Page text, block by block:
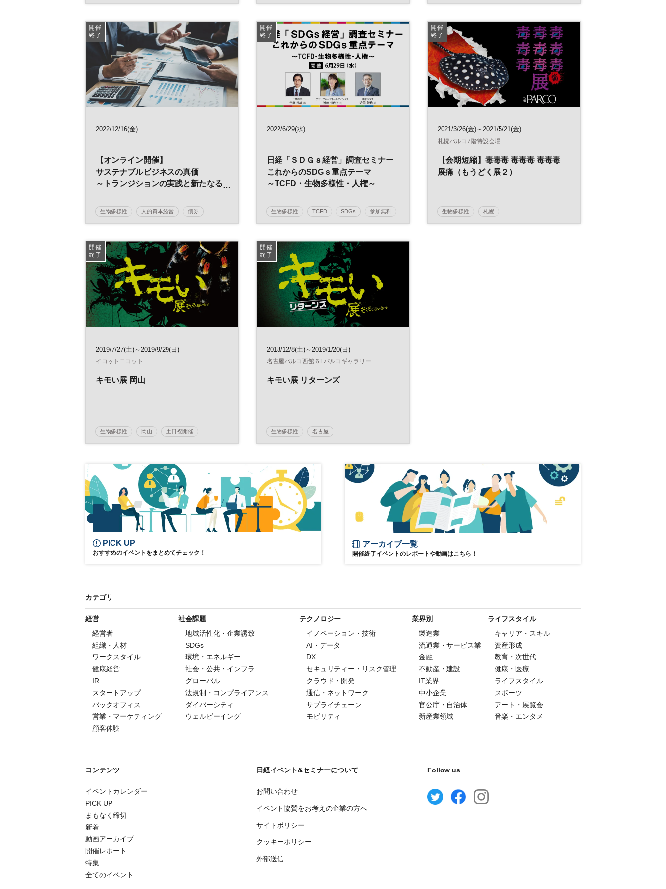
グリーントランスフォーメーション
持続可能性 社会課題 GX
サステナビリティ 企業価値 脱炭素
カーボンニュートラル サステナブル
投資 ESG 経営戦略 ESG投資
NIKKEI脱炭素プロジェクト 社会課題
サステナビリティ 企業価値 脱炭素
カーボンニュートラル アワード
エネルギー サステナブル 投資
経営戦略 ESG投資
日経MM情報活用セミナー GX
サステナビリティ サステナブル
参加無料
開催
終了
2022/12/16(金)
【オンライン開催】
サステナブルビジネスの真価
～トランジションの実践と新たなる
的資本、インパクト投資）～
生物多様性 人的資本経営 債券
参加無料
開催
終了
2022/6/29(水)
日経「ＳＤＧｓ経営」調査セミナー
これからのSDGｓ重点テーマ
～TCFD・生物多様性・人権～
生物多様性 TCFD SDGs 参加無料
開催
終了
2021/3/26(金)～2021/5/21(金)
札幌パルコ7階特設会場
【会期短縮】毒毒毒 毒毒毒 毒毒毒
展痛（もうどく展２）
生物多様性 札幌
開催
終了
2019/7/27(土)～2019/9/29(日)
イコットニコット
キモい展 岡山
生物多様性 岡山 土日祝開催
開催
終了
2018/12/8(土)～2019/1/20(日)
名古屋パルコ西館６Fパルコギャラリー
キモい展 リターンズ
生物多様性 名古屋
PICK UP
おすすめのイベントをまとめてチェック！
アーカイブ一覧
開催終了イベントのレポートや動画はこちら！
カテゴリ
経営
経営者
組織・人材
ワークスタイル
健康経営
IR
スタートアップ
バックオフィス
営業・マーケティング
顧客体験
社会課題
地域活性化・企業誘致
SDGs
環境・エネルギー
社会・公共・インフラ
グローバル
法規制・コンプライアンス
ダイバーシティ
ウェルビーイング
テクノロジー
イノベーション・技術
AI・データ
DX
セキュリティー・リスク管理
クラウド・開発
通信・ネットワーク
サプライチェーン
モビリティ
業界別
製造業
流通業・サービス業
金融
不動産・建設
IT業界
中小企業
官公庁・自治体
新産業領域
ライフスタイル
キャリア・スキル
資産形成
教育・次世代
健康・医療
ライフスタイル
スポーツ
アート・展覧会
音楽・エンタメ
コンテンツ
イベントカレンダー
PICK UP
まもなく締切
新着
動画アーカイブ
開催レポート
特集
全てのイベント
日経イベント&セミナーについて
お問い合わせ
イベント協賛をお考えの企業の方へ
サイトポリシー
クッキーポリシー
外部送信
Follow us